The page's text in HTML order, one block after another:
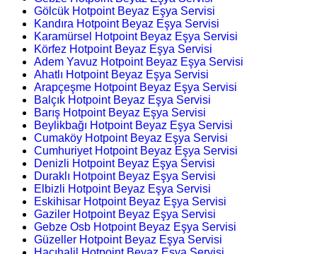
Gölcük Hotpoint Beyaz Eşya Servisi
Kandıra Hotpoint Beyaz Eşya Servisi
Karamürsel Hotpoint Beyaz Eşya Servisi
Körfez Hotpoint Beyaz Eşya Servisi
Adem Yavuz Hotpoint Beyaz Eşya Servisi
Ahatlı Hotpoint Beyaz Eşya Servisi
Arapçeşme Hotpoint Beyaz Eşya Servisi
Balçık Hotpoint Beyaz Eşya Servisi
Barış Hotpoint Beyaz Eşya Servisi
Beylikbağı Hotpoint Beyaz Eşya Servisi
Cumaköy Hotpoint Beyaz Eşya Servisi
Cumhuriyet Hotpoint Beyaz Eşya Servisi
Denizli Hotpoint Beyaz Eşya Servisi
Duraklı Hotpoint Beyaz Eşya Servisi
Elbizli Hotpoint Beyaz Eşya Servisi
Eskihisar Hotpoint Beyaz Eşya Servisi
Gaziler Hotpoint Beyaz Eşya Servisi
Gebze Osb Hotpoint Beyaz Eşya Servisi
Güzeller Hotpoint Beyaz Eşya Servisi